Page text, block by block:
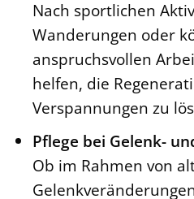
Nach sportlichen
Wanderungen oder
anspruchsvollen
helfen, die
Verspannungen zu
Pflege bei Gelenk-
Ob im Rahmen von